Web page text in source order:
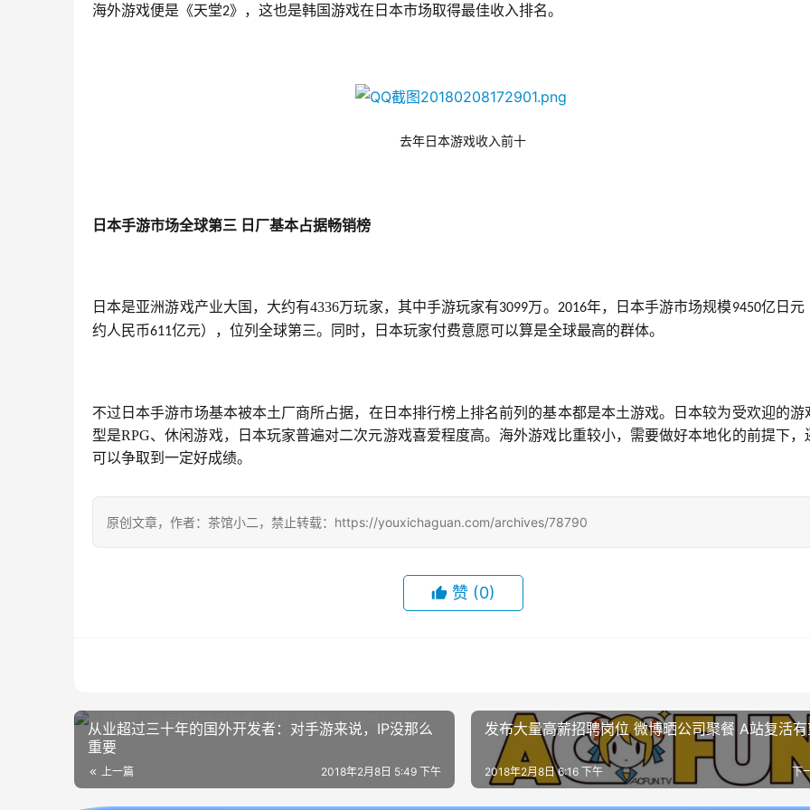
海外游戏便是《天堂2》，这也是韩国游戏在日本市场取得最佳收入排名。
去年日本游戏收入前十
日本手游市场全球第三 日厂基本占据畅销榜
日本是亚洲游戏产业大国，大约有4336万玩家，其中手游玩家有3099万。 2016年，日本手游市场规模9450亿日元
约人民币611亿元），位列全球第三。同时，日本玩家付费意愿可以算是全球最高的群体。
不过日本手游市场基本被本土厂商所占据，在日本排行榜上排名前列的基本都是本土游戏。日本较为受欢迎的游
型是RPG、休闲游戏，日本玩家普遍对二次元游戏喜爱程度高。海外游戏比重较小，需要做好本地化的前提下，
可以争取到一定好成绩。
原创文章，作者：茶馆小二，禁止转载：https://youxichaguan.com/archives/78790
赞 (0)
从业超过三十年的国外开发者：对手游来说，IP没那么
重要
上一篇 2018年2月8日 5:49 下午
发布大量高薪招聘岗位 微博晒公司聚餐 A站复活
下
2018年2月8日 6:16 下午